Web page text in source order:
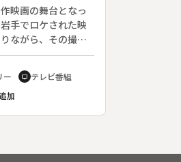
）は支えてきた。
年（明治３７）、
行の不良債権が増
まれる。重太郎が
安田（夏八木勲）
映画の舞台となっ
手でロケされた映
ながら、その撮影
証言や思い出話を
いう存在が人々の
たどる。◆岩手県
「映画館通り」と
影を支援する“フィ
ー tv テレビ番組
加